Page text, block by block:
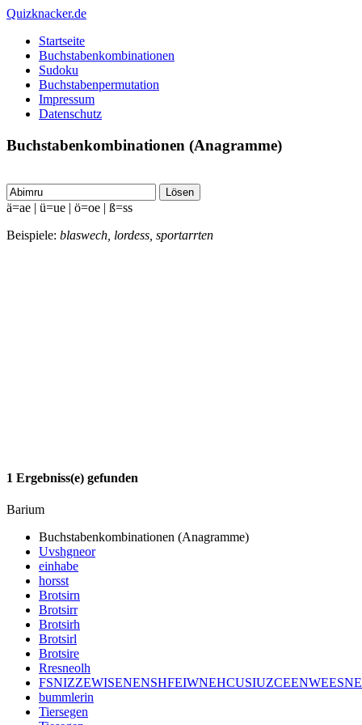
Quizknacker.de
Startseite
Buchstabenkombinationen
Sudoku
Buchstabenpermutation
Impressum
Datenschutz
Buchstabenkombinationen (Anagramme)
Lösen
ä=ae | ü=ue | ö=oe | ß=ss
Beispiele: blaswech, lordess, sportarrten
1 Ergebniss(e) gefunden
Barium
Buchstabenkombinationen (Anagramme)
Uvshgneor
einhabe
horsst
Brotsirn
Brotsirr
Brotsirh
Brotsirl
Brotsire
Rresneolh
bummlerin
Tiersegen